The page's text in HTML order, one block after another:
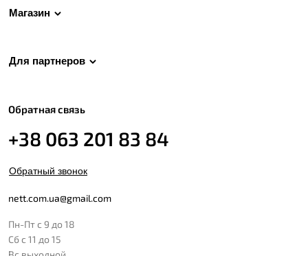
Магазин
Для партнеров
Обратная связь
+38 063 201 83 84
Обратный звонок
nett.com.ua@gmail.com
Пн-Пт с 9 до 18
Сб с 11 до 15